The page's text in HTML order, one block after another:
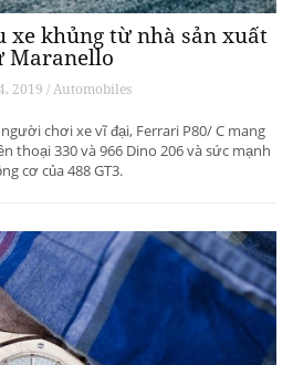
xe khủng từ ​​nhà sản xuất
Maranello
2019 / Automobiles
chơi xe vĩ đại, Ferrari P80/ C mang
thoại 330 và 966 Dino 206 và sức mạnh
cơ của 488 GT3.